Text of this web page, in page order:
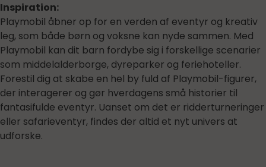
Inspiration:
Playmobil åbner op for en verden af eventyr og kreativ
leg, som både børn og voksne kan nyde sammen. Med
Playmobil kan dit barn fordybe sig i forskellige scenarier
som middelalderborge, dyreparker og feriehoteller.
Forestil dig at skabe en hel by fuld af Playmobil-figurer,
der interagerer og gør hverdagens små historier til
fantasifulde eventyr. Uanset om det er ridderturneringer
eller safarieventyr, findes der altid et nyt univers at
udforske.